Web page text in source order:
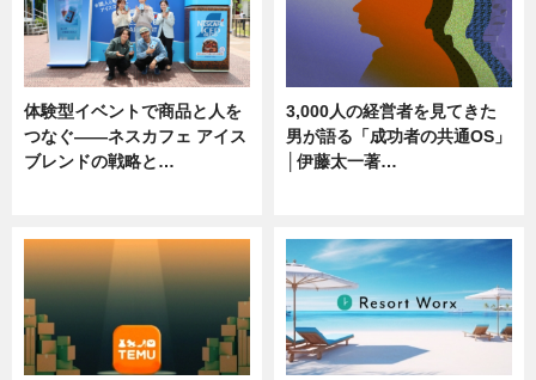
体験型イベントで商品と人を
つなぐ――ネスカフェ アイス
ブレンドの戦略と…
3,000人の経営者を見てきた
男が語る「成功者の共通OS」
│伊藤太一著…